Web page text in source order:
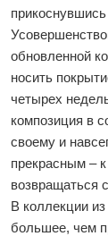
обновленной
носить
четырех
композиция в
своему и
прекрасным – к
возвращаться
В коллекции
большее, чем